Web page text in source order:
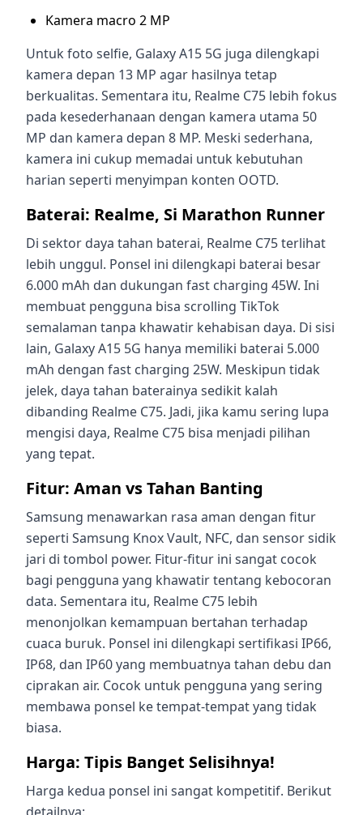
Kamera macro 2 MP
Untuk foto selfie, Galaxy A15 5G juga dilengkapi
kamera depan 13 MP agar hasilnya tetap
berkualitas. Sementara itu, Realme C75 lebih fokus
pada kesederhanaan dengan kamera utama 50
MP dan kamera depan 8 MP. Meski sederhana,
kamera ini cukup memadai untuk kebutuhan
harian seperti menyimpan konten OOTD.
Baterai: Realme, Si Marathon Runner
Di sektor daya tahan baterai, Realme C75 terlihat
lebih unggul. Ponsel ini dilengkapi baterai besar
6.000 mAh dan dukungan fast charging 45W. Ini
membuat pengguna bisa scrolling TikTok
semalaman tanpa khawatir kehabisan daya. Di sisi
lain, Galaxy A15 5G hanya memiliki baterai 5.000
mAh dengan fast charging 25W. Meskipun tidak
jelek, daya tahan baterainya sedikit kalah
dibanding Realme C75. Jadi, jika kamu sering lupa
mengisi daya, Realme C75 bisa menjadi pilihan
yang tepat.
Fitur: Aman vs Tahan Banting
Samsung menawarkan rasa aman dengan fitur
seperti Samsung Knox Vault, NFC, dan sensor sidik
jari di tombol power. Fitur-fitur ini sangat cocok
bagi pengguna yang khawatir tentang kebocoran
data. Sementara itu, Realme C75 lebih
menonjolkan kemampuan bertahan terhadap
cuaca buruk. Ponsel ini dilengkapi sertifikasi IP66,
IP68, dan IP60 yang membuatnya tahan debu dan
ciprakan air. Cocok untuk pengguna yang sering
membawa ponsel ke tempat-tempat yang tidak
biasa.
Harga: Tipis Banget Selisihnya!
Harga kedua ponsel ini sangat kompetitif. Berikut